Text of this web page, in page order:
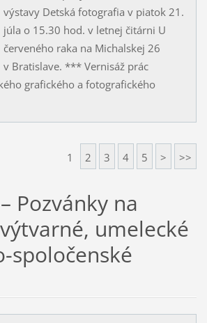
výstavy Detská fotografia v piatok 21.
júla o 15.30 hod. v letnej čitárni U
červeného raka na Michalskej 26
v Bratislave. *** Vernisáž prác
grafického a fotografického
1 2 3 4 5 > >>
Pozvánky na
umelecké
spoločenské